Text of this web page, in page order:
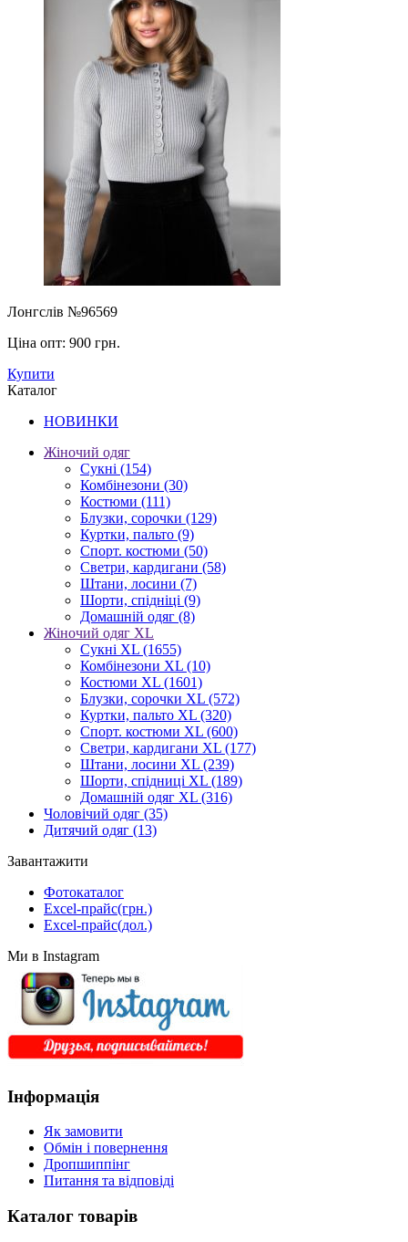
Лонгслів №96569
Ціна опт: 900 грн.
Купити
Каталог
НОВИНКИ
Жіночий одяг
Сукні (154)
Комбінезони (30)
Костюми (111)
Блузки, сорочки (129)
Куртки, пальто (9)
Спорт. костюми (50)
Светри, кардигани (58)
Штани, лосини (7)
Шорти, спідніці (9)
Домашній одяг (8)
Жіночий одяг XL
Cукні XL (1655)
Комбінезони XL (10)
Костюми XL (1601)
Блузки, сорочки XL (572)
Куртки, пальто XL (320)
Спорт. костюми XL (600)
Светри, кардигани XL (177)
Штани, лосини XL (239)
Шорти, спідниці XL (189)
Домашній одяг XL (316)
Чоловічий одяг (35)
Дитячий одяг (13)
Завантажити
Фотокаталог
Excel-прайс(грн.)
Excel-прайс(дол.)
Ми в Instagram
Інформація
Як замовити
Обмін і повернення
Дропшиппінг
Питання та відповіді
Каталог товарів